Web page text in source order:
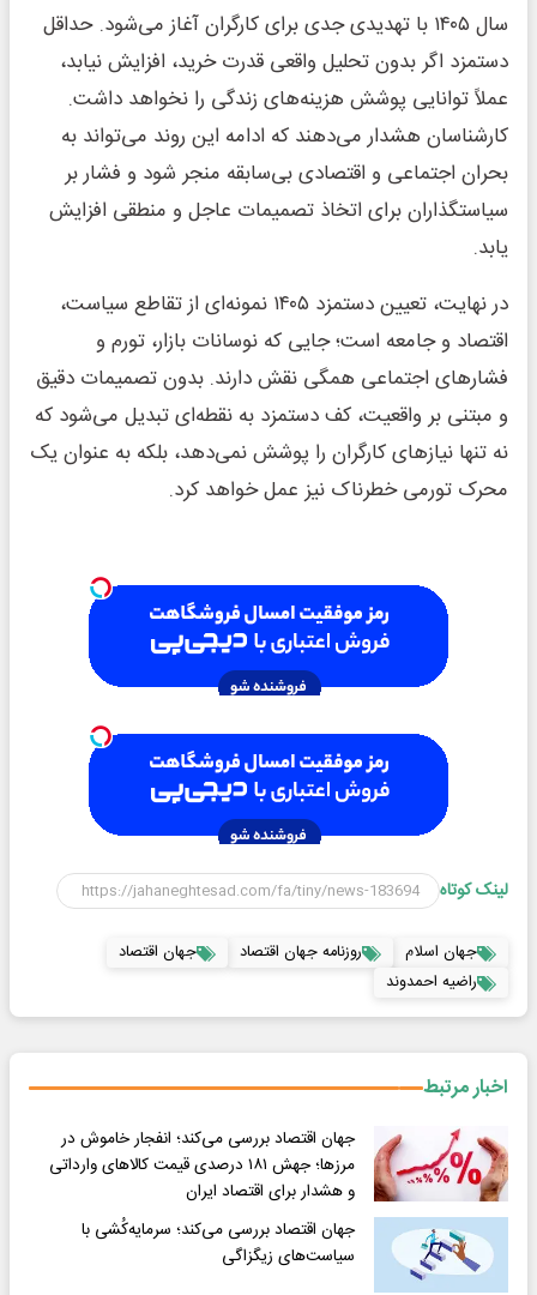
سال ۱۴۰۵ با تهدیدی جدی برای کارگران آغاز می‌شود. حداقل
دستمزد اگر بدون تحلیل واقعی قدرت خرید، افزایش نیابد،
عملاً توانایی پوشش هزینه‌های زندگی را نخواهد داشت.
کارشناسان هشدار می‌دهند که ادامه این روند می‌تواند به
بحران اجتماعی و اقتصادی بی‌سابقه منجر شود و فشار بر
سیاستگذاران برای اتخاذ تصمیمات عاجل و منطقی افزایش
یابد.
در نهایت، تعیین دستمزد ۱۴۰۵ نمونه‌ای از تقاطع سیاست،
اقتصاد و جامعه است؛ جایی که نوسانات بازار، تورم و
فشارهای اجتماعی همگی نقش دارند. بدون تصمیمات دقیق
و مبتنی بر واقعیت، کف دستمزد به نقطه‌ای تبدیل می‌شود که
نه تنها نیازهای کارگران را پوشش نمی‌دهد، بلکه به عنوان یک
محرک تورمی خطرناک نیز عمل خواهد کرد.
لینک کوتاه
جهان اسلام روزنامه جهان اقتصاد
جهان اقتصاد
راضیه احمدوند
اخبار مرتبط
جهان اقتصاد بررسی می‌کند؛ انفجار خاموش در
مرزها؛ جهش ۱۸۱ درصدی قیمت کالاهای وارداتی
و هشدار برای اقتصاد ایران
جهان اقتصاد بررسی می‌کند؛ سرمایه‌کُشی با
سیاست‌های زیگزاگی